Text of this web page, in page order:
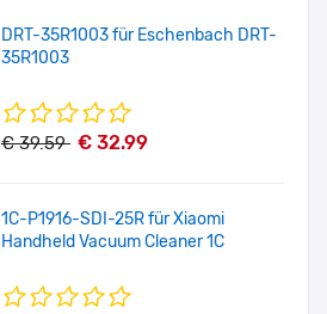
DRT-35R1003 für Eschenbach DRT-
35R1003
€ 39.59 € 32.99
1C-P1916-SDI-25R für Xiaomi
Handheld Vacuum Cleaner 1C